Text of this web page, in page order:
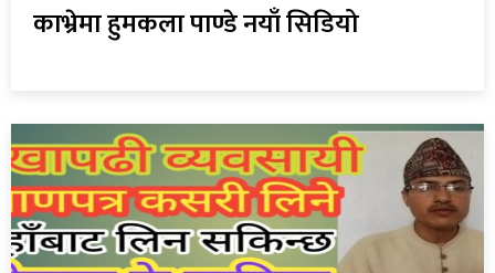
काभ्रेमा हुमकला पाण्डे नयाँ सिडियो